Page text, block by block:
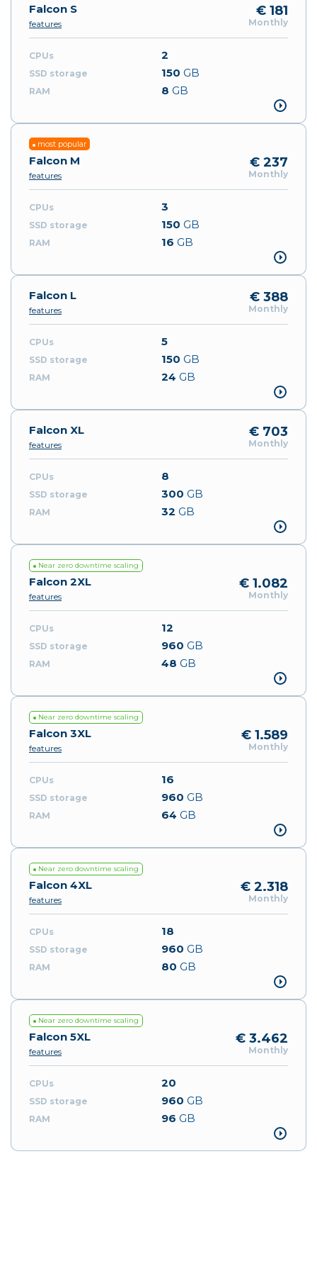
Falcon S
features
€ 181
Monthly
2
150 GB
8 GB
Falcon M
features
€ 237
Monthly
most popular
3
150 GB
16 GB
Falcon L
features
€ 388
Monthly
5
150 GB
24 GB
Falcon XL
features
€ 703
Monthly
8
300 GB
32 GB
Falcon 2XL
features
€ 1.082
Monthly
Near zero downtime scaling
12
960 GB
48 GB
Falcon 3XL
features
€ 1.589
Monthly
Near zero downtime scaling
16
960 GB
64 GB
Falcon 4XL
features
€ 2.318
Monthly
Near zero downtime scaling
18
960 GB
80 GB
Falcon 5XL
features
€ 3.462
Monthly
Near zero downtime scaling
20
960 GB
96 GB